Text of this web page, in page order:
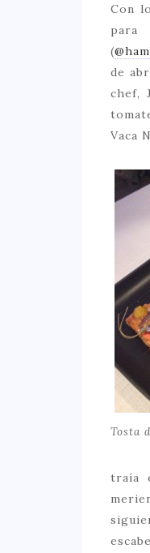
Con
(
de
chef,
Vaca
Tosta
traía